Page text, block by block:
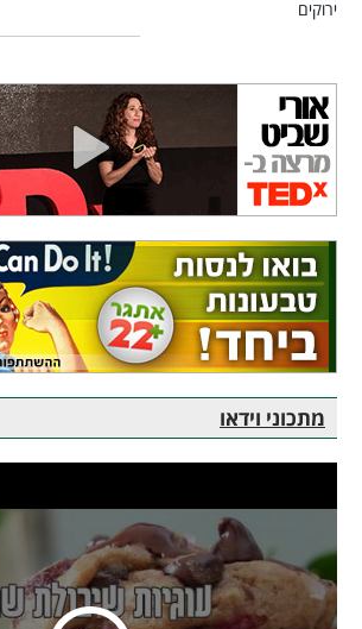
מתכוני וידאו